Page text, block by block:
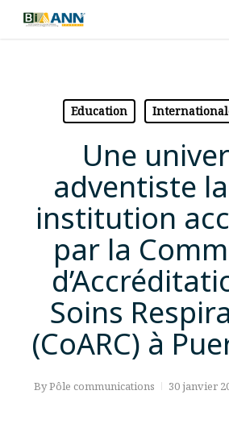
Skip
Education
Une
adventiste
institution
par la
Soins
(CoARC) à
ByPôle communications 30 janvier